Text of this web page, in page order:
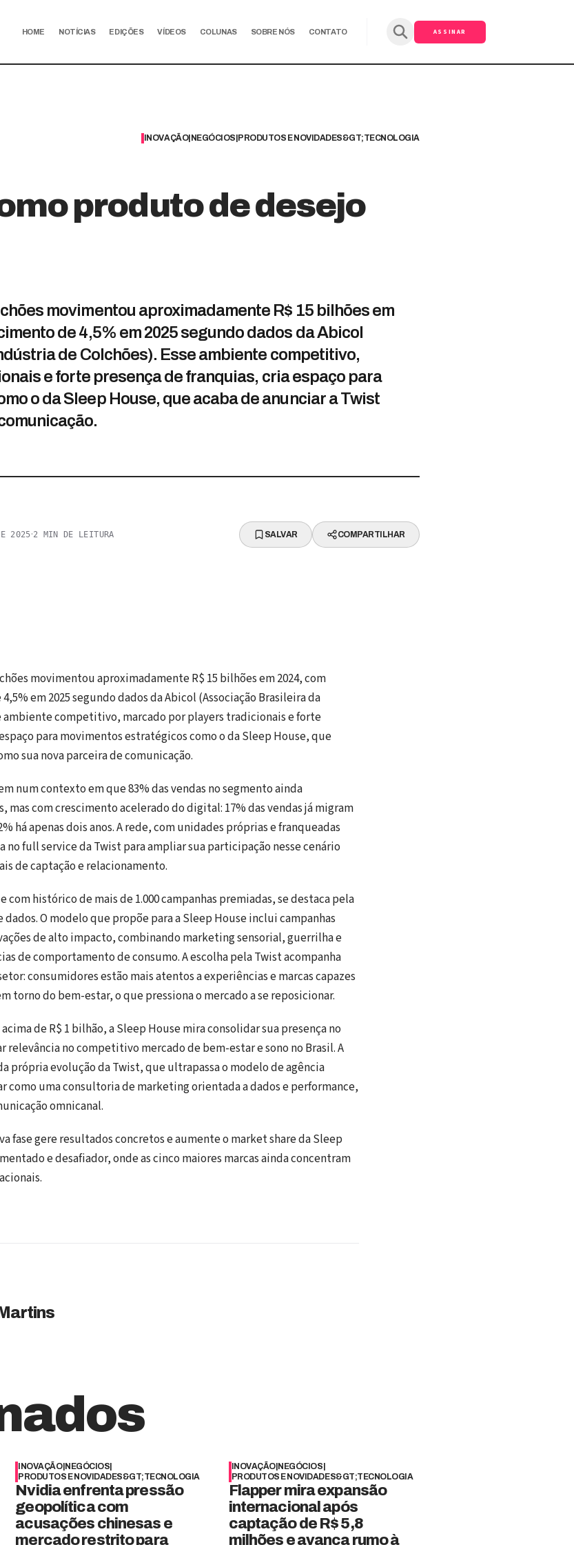
HOME NOTÍCIAS EDIÇÕES VÍDEOS COLUNAS SOBRE NÓS CONTATO ASSINAR
INOVAÇÃO|NEGÓCIOS|PRODUTOS E NOVIDADES&GT;TECNOLOGIA
produto de desejo
movimentou aproximadamente R$ 15 bilhões em
de 4,5% em 2025 segundo dados da Abicol
de Colchões). Esse ambiente competitivo,
e forte presença de franquias, cria espaço para
o da Sleep House, que acaba de anunciar a Twist
2025·2 MIN DE LEITURA SALVAR COMPARTILHAR
movimentou aproximadamente R$ 15 bilhões em 2024, com
em 2025 segundo dados da Abicol (Associação Brasileira da
ambiente competitivo, marcado por players tradicionais e forte
para movimentos estratégicos como o da Sleep House, que
sua nova parceira de comunicação.
num contexto em que 83% das vendas no segmento ainda
mas com crescimento acelerado do digital: 17% das vendas já migram
há apenas dois anos. A rede, com unidades próprias e franqueadas
no full service da Twist para ampliar sua participação nesse cenário
de captação e relacionamento.
com histórico de mais de 1.000 campanhas premiadas, se destaca pela
O modelo que propõe para a Sleep House inclui campanhas
de alto impacto, combinando marketing sensorial, guerrilha e
de comportamento de consumo. A escolha pela Twist acompanha
consumidores estão mais atentos a experiências e marcas capazes
torno do bem-estar, o que pressiona o mercado a se reposicionar.
de R$ 1 bilhão, a Sleep House mira consolidar sua presença no
relevância no competitivo mercado de bem-estar e sono no Brasil. A
própria evolução da Twist, que ultrapassa o modelo de agência
uma consultoria de marketing orientada a dados e performance,
omnicanal.
fase gere resultados concretos e aumente o market share da Sleep
e desafiador, onde as cinco maiores marcas ainda concentram
INOVAÇÃO| NEGÓCIOS
PRODUTOS E NOVIDADES&GT;TECNOLOGIA
Nvidia enfrenta pressão
geopolítica com
acusações chinesas e
mercado restrito para
INOVAÇÃO| NEGÓCIOS
PRODUTOS E NOVIDADES&GT;TECNOLOGIA
Flapper mira expansão
internacional após
captação de R$ 5,8
milhões e avança rumo à